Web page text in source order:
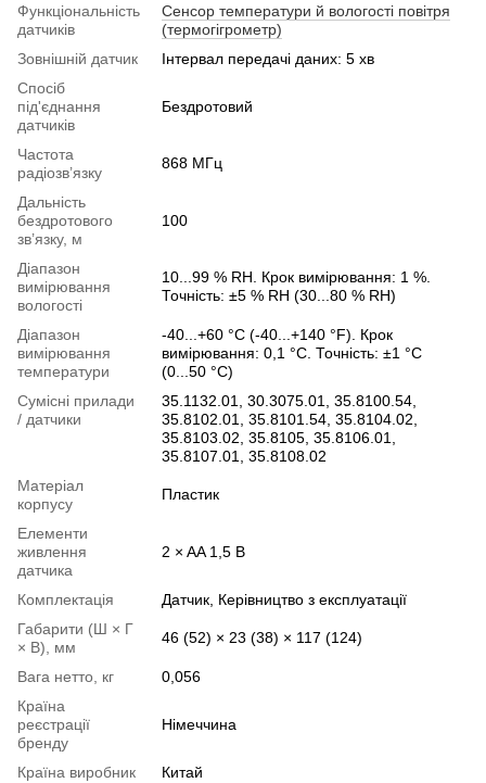
Функціональність
датчиків
Сенсор температури й вологості повітря
(термогігрометр)
Зовнішній датчик
Інтервал передачі даних: 5 хв
Спосіб
під'єднання
датчиків
Бездротовий
Частота
радіозв’язку
868 МГц
Дальність
бездротового
зв’язку, м
100
Діапазон
вимірювання
вологості
10...99 % RH. Крок вимірювання: 1 %.
Точність: ±5 % RH (30...80 % RH)
Діапазон
вимірювання
температури
-40...+60 °C (-40...+140 °F). Крок
вимірювання: 0,1 °C. Точність: ±1 °C
(0...50 °C)
Сумісні прилади
/ датчики
35.1132.01, 30.3075.01, 35.8100.54,
35.8102.01, 35.8101.54, 35.8104.02,
35.8103.02, 35.8105, 35.8106.01,
35.8107.01, 35.8108.02
Матеріал
корпусу
Пластик
Елементи
живлення
датчика
2 × AA 1,5 В
Комплектація
Датчик, Керівництво з експлуатації
Габарити (Ш × Г
× В), мм
46 (52) × 23 (38) × 117 (124)
Вага нетто, кг
0,056
Країна
реєстрації
бренду
Німеччина
Країна виробник Китай